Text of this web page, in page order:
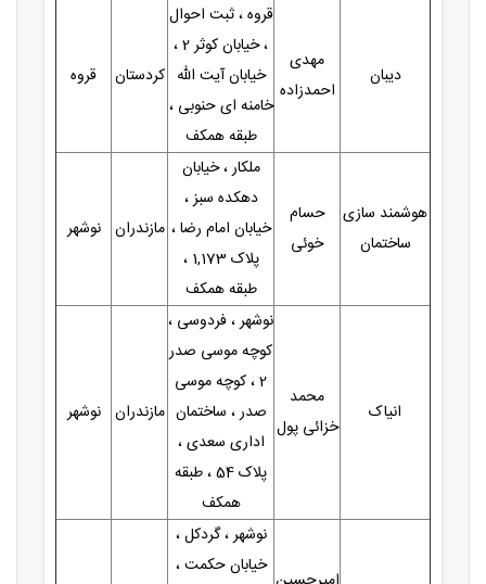
دیبان
مهدی
احمدزاده
قروه ، ثبت احوال
، خیابان کوثر 2 ،
خیابان آیت الله
خامنه ای حنوبی ،
طبقه همکف
کردستان قروه
هوشمند سازی
ساختمان
حسام
خوئی
ملکار ، خیابان
دهکده سبز ،
خیابان امام رضا ،
پلاک 1,173 ،
طبقه همکف
مازندران نوشهر
انیاک
محمد
خزائی پول
نوشهر ، فردوسی ،
کوچه موسی صدر
2 ، کوچه موسی
صدر ، ساختمان
اداری سعدی ،
پلاک 54 ، طبقه
همکف
مازندران نوشهر
نوشهر ، گردکل ،
خیابان حکمت ،